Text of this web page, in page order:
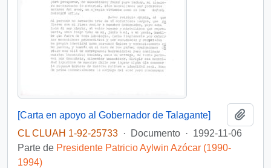
[Carta en apoyo al Gobernador de Talagante]
CL CLUAH 1-92-25733 · Documento · 1992-11-06
Parte de Presidente Patricio Aylwin Azócar (1990-
1994)